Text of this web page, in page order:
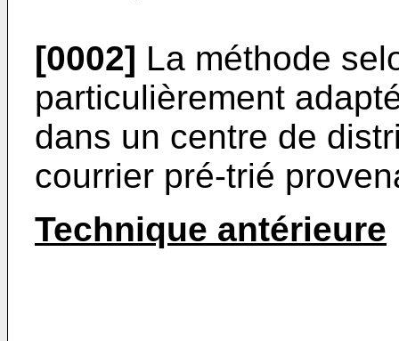
[0002] La méthode
particulièrement
dans un centre de
courrier pré-trié
Technique antérieure